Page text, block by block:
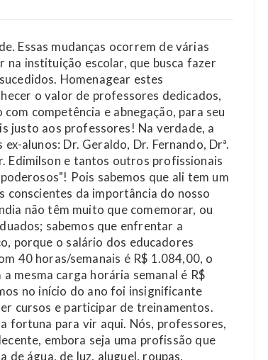
Essas mudanças ocorrem de várias
instituição escolar, que busca fazer
Homenagear estes
o valor de professores dedicados,
competência e abnegação, para seu
justo aos professores! Na verdade, a
alunos: Dr. Geraldo, Dr. Fernando, Drª.
Edimilson e tantos outros profissionais
Pois sabemos que ali tem um
conscientes da importância do nosso
não têm muito que comemorar, ou
sabemos que enfrentar a
porque o salário dos educadores
40 horas/semanais é R$ 1.084,00, o
mesma carga horária semanal é R$
no início do ano foi insignificante
cursos e participar de treinamentos.
fortuna para vir aqui. Nós, professores,
embora seja uma profissão que
de água, de luz, aluguel, roupas,